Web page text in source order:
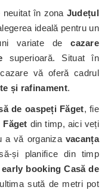
în zona Județul
ideală pentru un
variate decazare
superioară. Situat în
vă oferă cadrul
și rafinament.
de oaspeți Făget, fie
Făget din timp, aici veți
a vă organiza vacanța
și planifice din timp
booking Casă de
sută de metri pot